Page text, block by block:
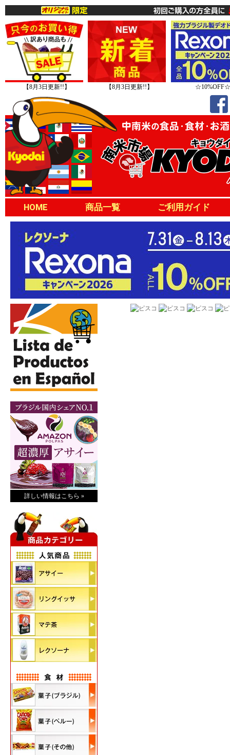
【8月3日更新!!】 【8月3日更新!!】 ☆10%OFF☆
HOME 商品一覧 ご利用ガイド
詳しい情報はこちら »